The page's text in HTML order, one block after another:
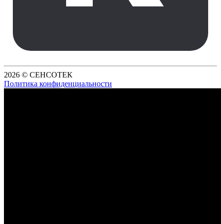
2026 © СЕНСОТЕК
Политика конфиденциальности